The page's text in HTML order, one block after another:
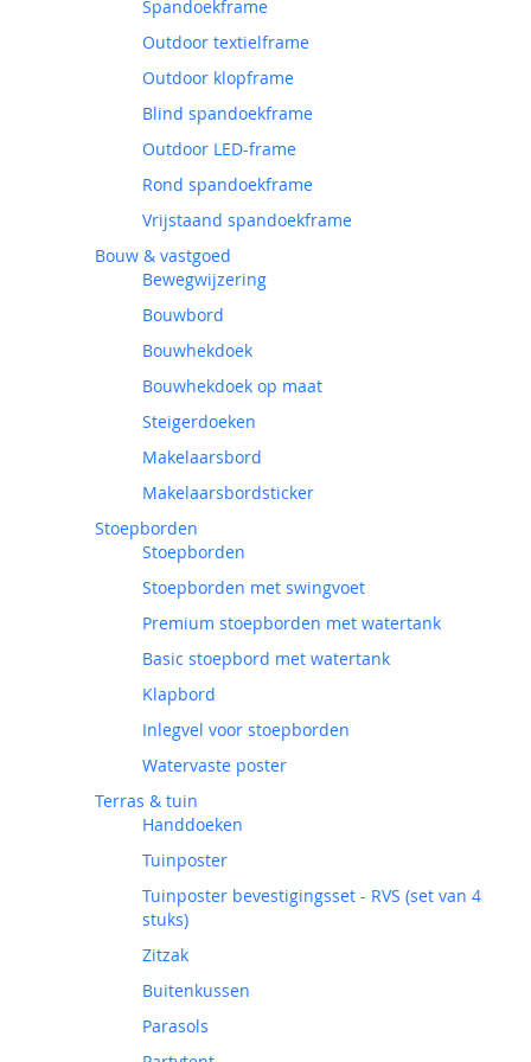
Spandoekframe
Outdoor textielframe
Outdoor klopframe
Blind spandoekframe
Outdoor LED-frame
Rond spandoekframe
Vrijstaand spandoekframe
Bouw & vastgoed
Bewegwijzering
Bouwbord
Bouwhekdoek
Bouwhekdoek op maat
Steigerdoeken
Makelaarsbord
Makelaarsbordsticker
Stoepborden
Stoepborden
Stoepborden met swingvoet
Premium stoepborden met watertank
Basic stoepbord met watertank
Klapbord
Inlegvel voor stoepborden
Watervaste poster
Terras & tuin
Handdoeken
Tuinposter
Tuinposter bevestigingsset - RVS (set van 4
stuks)
Zitzak
Buitenkussen
Parasols